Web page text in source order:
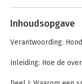
Andere
Inhoudsopgave
Verantwoording:
Inleiding: Hoe de